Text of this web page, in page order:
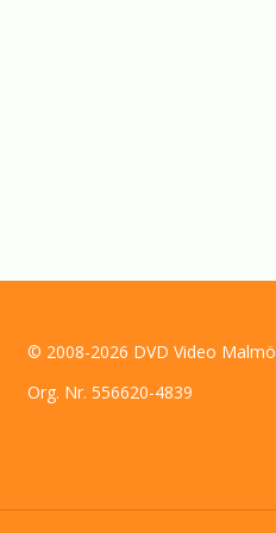
© 2008-2026 DVD Video
Org. Nr. 556620-4839